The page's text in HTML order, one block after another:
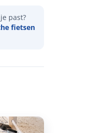
past?
fietsen